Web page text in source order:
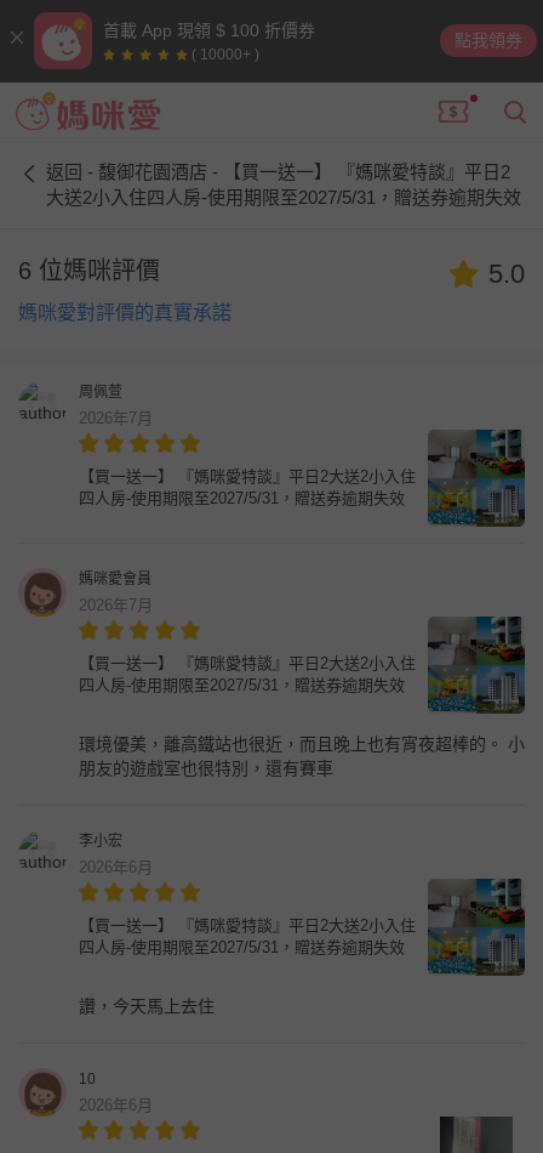
首載 App 現領 $ 100 折價券
( 10000+ )
點我領券
返回 - 馥御花園酒店 - 【買一送一】 『媽咪愛特談』平日2
大送2小入住四人房-使用期限至2027/5/31，贈送券逾期失效
6 位媽咪評價
媽咪愛對評價的真實承諾
5.0
周佩萱
2026年7月
【買一送一】 『媽咪愛特談』平日2大送2小入住
四人房-使用期限至2027/5/31，贈送券逾期失效
媽咪愛會員
2026年7月
【買一送一】 『媽咪愛特談』平日2大送2小入住
四人房-使用期限至2027/5/31，贈送券逾期失效
環境優美，離高鐵站也很近，而且晚上也有宵夜超棒的。 小
朋友的遊戲室也很特別，還有賽車
李小宏
2026年6月
【買一送一】 『媽咪愛特談』平日2大送2小入住
四人房-使用期限至2027/5/31，贈送券逾期失效
讚，今天馬上去住
10
2026年6月